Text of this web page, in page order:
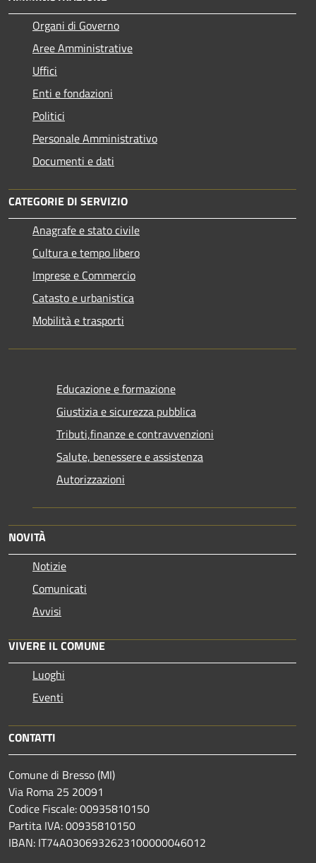
Organi di Governo
Aree Amministrative
Uffici
Enti e fondazioni
Politici
Personale Amministrativo
Documenti e dati
CATEGORIE DI SERVIZIO
Anagrafe e stato civile
Cultura e tempo libero
Imprese e Commercio
Catasto e urbanistica
Mobilità e trasporti
Educazione e formazione
Giustizia e sicurezza pubblica
Tributi,finanze e contravvenzioni
Salute, benessere e assistenza
Autorizzazioni
NOVITÀ
Notizie
Comunicati
Avvisi
VIVERE IL COMUNE
Luoghi
Eventi
CONTATTI
Comune di Bresso (MI)
Via Roma 25 20091
Codice Fiscale: 00935810150
Partita IVA: 00935810150
IBAN: IT74A0306932623100000046012